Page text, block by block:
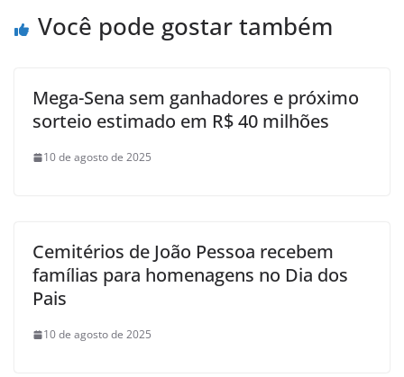
Você pode gostar também
Mega-Sena sem ganhadores e próximo
sorteio estimado em R$ 40 milhões
10 de agosto de 2025
Cemitérios de João Pessoa recebem
famílias para homenagens no Dia dos
Pais
10 de agosto de 2025